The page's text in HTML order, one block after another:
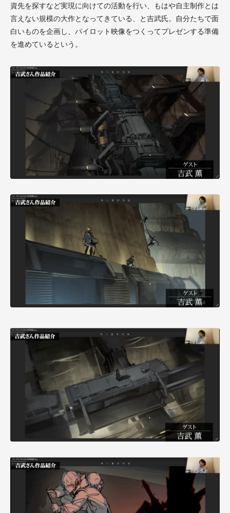
資先を探すなど実現に向けての活動を行い、もはや自主制作とは
言えない規模の大作となってきている、と吉武氏。自分たちで面
白いものを企画し、パイロット映像をつくってプレゼンする準備
を進めているという。